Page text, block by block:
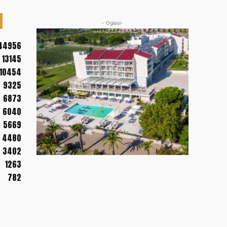
13145
10454
9325
6873
6040
5669
4480
3402
1263
782
- Oglasi-